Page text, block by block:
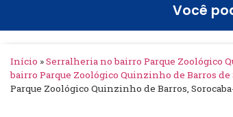
Você
Início »Serralheria no bairro Parque Zoológico
bairro Parque Zoológico Quinzinho de Barros de
Parque Zoológico Quinzinho de Barros,